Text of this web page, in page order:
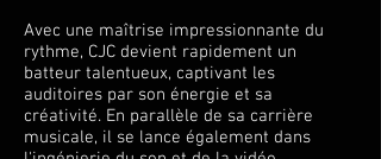
Avec une maîtrise impressionnante du
rythme, CJC devient rapidement un
batteur talentueux, captivant les
auditoires par son énergie et sa
créativité. En parallèle de sa carrière
musicale, il se lance également dans